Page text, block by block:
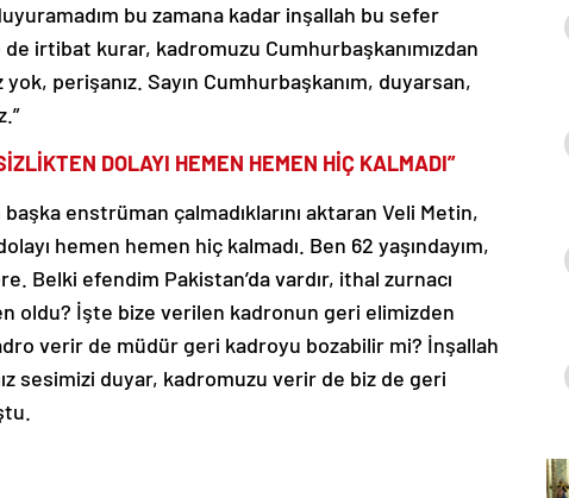
bu zamana kadar inşallah bu sefer
irtibat kurar, kadromuzu Cumhurbaşkanımızdan
perişanız. Sayın Cumhurbaşkanım, duyarsan,
DOLAYI HEMEN HEMEN HİÇ KALMADI”
enstrüman çalmadıklarını aktaran Veli Metin,
hemen hemen hiç kalmadı. Ben 62 yaşındayım,
Belki efendim Pakistan’da vardır, ithal zurnacı
oldu? İşte bize verilen kadronun geri elimizden
verir de müdür geri kadroyu bozabilir mi? İnşallah
sesimizi duyar, kadromuzu verir de biz de geri